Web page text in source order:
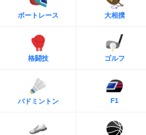
ボートレース 大相撲
格闘技 ゴルフ
バドミントン F1